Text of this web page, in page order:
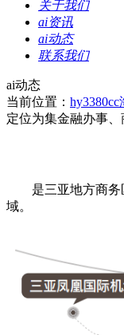
关于我们
ai资讯
ai动态
联系我们
ai动态
当前位置：
定位为集金融办事
是三亚地方商务
域。